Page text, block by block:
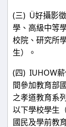
(三) Ü好攝影
學、高級中等
校院、研究所
生）。
(四) IUHOW
間參加教育部
之孝道教育系
以下學校學生
國民及學前教